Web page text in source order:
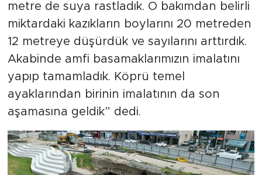
metre de suya rastladık. O bakımdan belirli
miktardaki kazıkların boylarını 20 metreden
12 metreye düşürdük ve sayılarını arttırdık.
Akabinde amfi basamaklarımızın imalatını
yapıp tamamladık. Köprü temel
ayaklarından birinin imalatının da son
aşamasına geldik” dedi.